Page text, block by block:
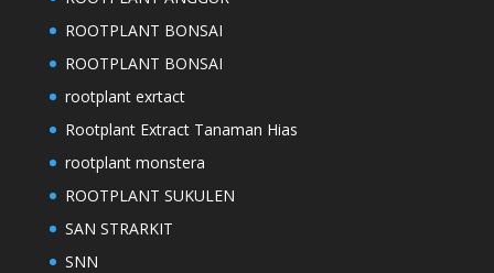
ROOTPLANT BONSAI
ROOTPLANT BONSAI
rootplant exrtact
Rootplant Extract Tanaman Hias
rootplant monstera
ROOTPLANT SUKULEN
SAN STRARKIT
SNN